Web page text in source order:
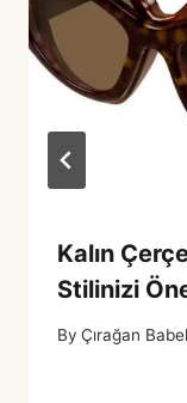
Kalın
Stilinizi
By Çırağan